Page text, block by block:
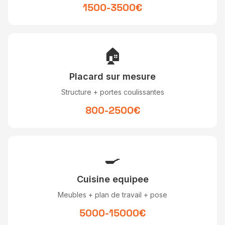
1500-3500€
🏠
Placard sur mesure
Structure + portes coulissantes
800-2500€
🍳
Cuisine equipee
Meubles + plan de travail + pose
5000-15000€